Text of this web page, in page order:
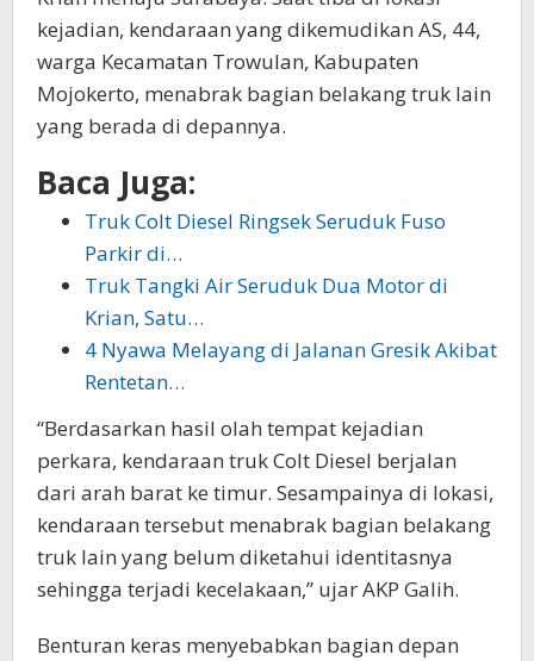
kejadian, kendaraan yang dikemudikan AS, 44,
warga Kecamatan Trowulan, Kabupaten
Mojokerto, menabrak bagian belakang truk lain
yang berada di depannya.
Baca Juga:
Truk Colt Diesel Ringsek Seruduk Fuso
Parkir di…
Truk Tangki Air Seruduk Dua Motor di
Krian, Satu…
4 Nyawa Melayang di Jalanan Gresik Akibat
Rentetan…
“Berdasarkan hasil olah tempat kejadian
perkara, kendaraan truk Colt Diesel berjalan
dari arah barat ke timur. Sesampainya di lokasi,
kendaraan tersebut menabrak bagian belakang
truk lain yang belum diketahui identitasnya
sehingga terjadi kecelakaan,” ujar AKP Galih.
Benturan keras menyebabkan bagian depan